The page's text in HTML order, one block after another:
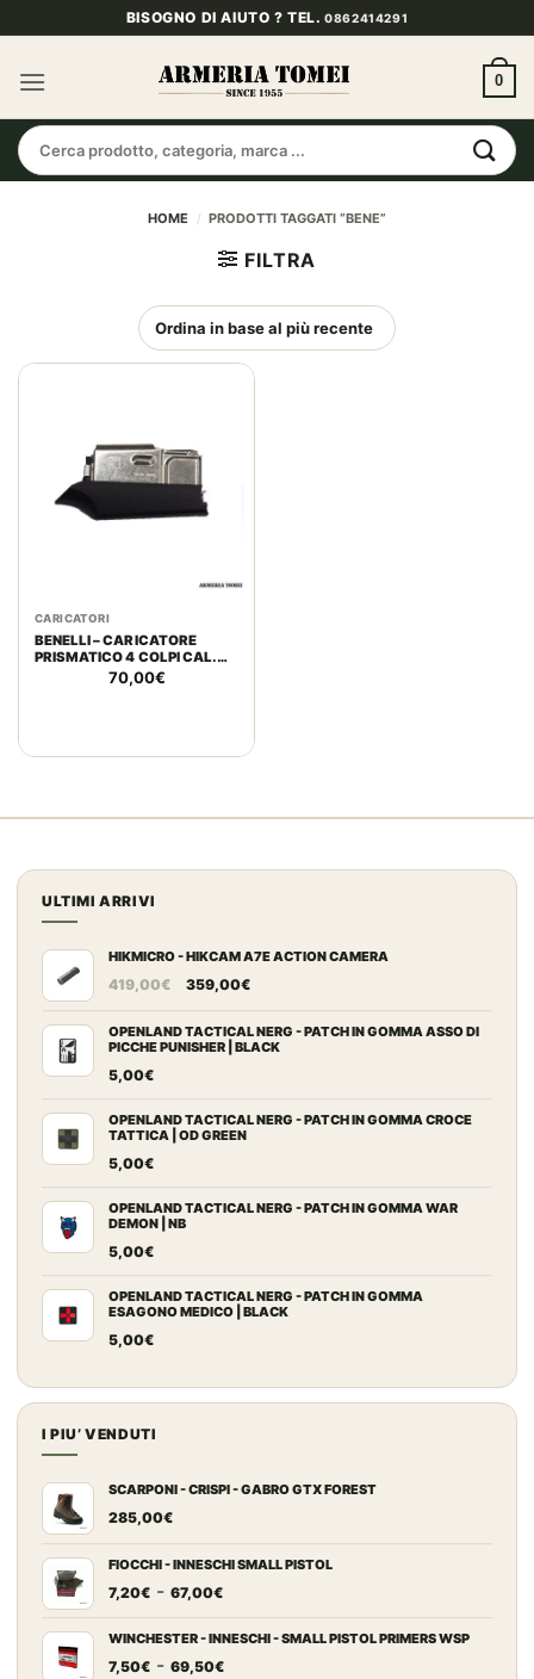
ai
contenuti
BISOGNO DI AIUTO ? TEL.0862414291
0
Cerca:
HOME / PRODOTTI TAGGATI “BENE”
FILTRA
CARICATORI
BENELLI – CARICATORE
PRISMATICO 4 COLPI CAL.
70,00€
ULTIMI ARRIVI
HIKMICRO - HIKCAM A7E ACTION CAMERA
419,00€
Il
originale
era:
359,00€Il
attuale
è:
OPENLAND TACTICAL NERG - PATCH IN GOMMA ASSO DI
PICCHE PUNISHER | BLACK
5,00€
OPENLAND TACTICAL NERG - PATCH IN GOMMA CROCE
TATTICA | OD GREEN
5,00€
OPENLAND TACTICAL NERG - PATCH IN GOMMA WAR
DEMON | NB
5,00€
OPENLAND TACTICAL NERG - PATCH IN GOMMA
ESAGONO MEDICO | BLACK
5,00€
I PIU’ VENDUTI
SCARPONI - CRISPI - GABRO GTX FOREST
285,00€
FIOCCHI - INNESCHI SMALL PISTOL
7,20€ - 67,00€Fascia
prezzo:
da
WINCHESTER - INNESCHI - SMALL PISTOL PRIMERS WSP
7,50€ - 69,50€Fascia